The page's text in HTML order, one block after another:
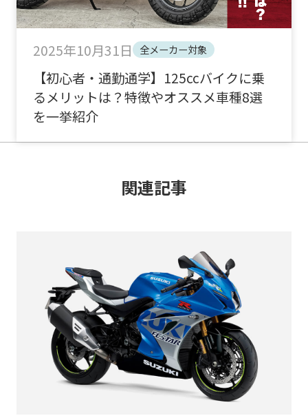
2025年10月31日 全メーカー対象
【初心者・通勤通学】125ccバイクに乗
るメリットは？特徴やオススメ車種8選
を一挙紹介
関連記事